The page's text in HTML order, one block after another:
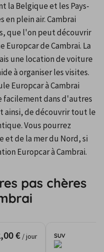
la Belgique et les Pays-
en plein air. Cambrai
que l'on peut découvrir
de Cambrai. La
une location de voiture
à organiser les visites.
Europcar à Cambrai
facilement dans d'autres
ainsi, de découvrir tout le
Vous pourrez
et de la mer du Nord, si
Europcar à Cambrai.
pas chères
€ / jour SUV